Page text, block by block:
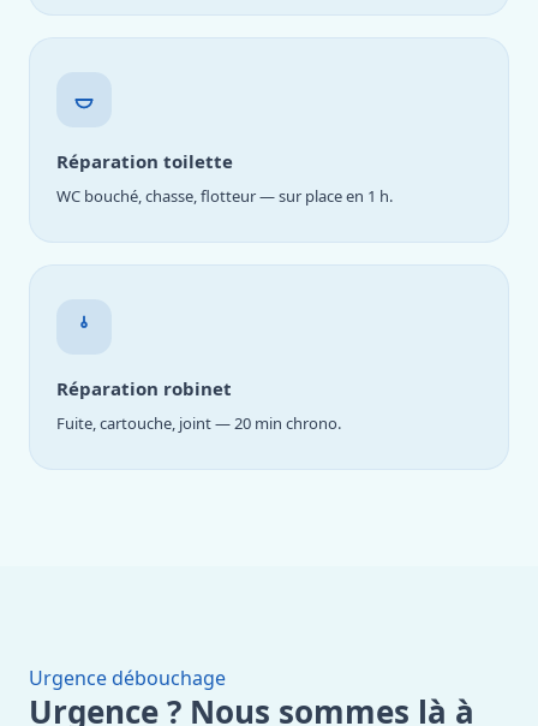
Réparation toilette
WC bouché, chasse, flotteur — sur place en 1 h.
Réparation robinet
Fuite, cartouche, joint — 20 min chrono.
Urgence débouchage
Urgence ? Nous sommes là à